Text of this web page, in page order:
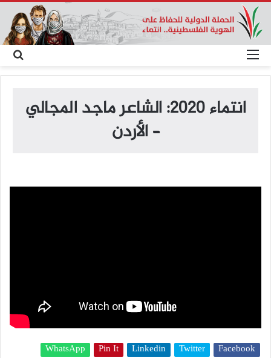
عن
انتماء 2020: الشاعر ماجد المجالي
– الأردن
Facebook
Twitter
Linkedin
Pin It
WhatsApp